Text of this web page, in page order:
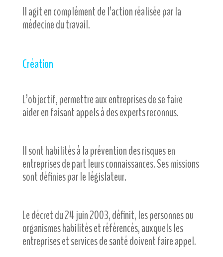
Il agit en complément de l’action réalisée par la
médecine du travail.
Création
L’objectif, permettre aux entreprises de se faire
aider en faisant appels à des experts reconnus.
Il sont habilités à la prévention des risques en
entreprises de part leurs connaissances. Ses missions
sont définies par le législateur.
Le décret du 24 juin 2003, définit, les personnes ou
organismes habilités et référencés, auxquels les
entreprises et services de santé doivent faire appel.